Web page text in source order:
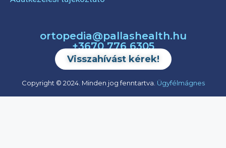
ortopedia@pallashealth.hu
+3670 776 6305
Visszahívást kérek!
Copyright © 2024. Minden jog fenntartva. Ügyfélmágnes